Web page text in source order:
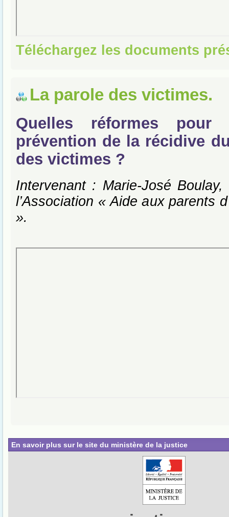
Téléchargez les documents
La parole des victimes.
Quelles réformes pour
prévention de la récidive
des victimes ?
Intervenant : Marie-José
l’Association « Aide aux parents
».
En savoir plus sur le site du ministère de la justice